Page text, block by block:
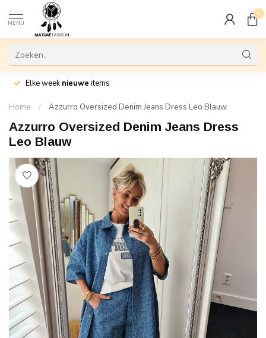
MENU
0
Elke weeknieuwe items
Home / Azzurro Oversized Denim Jeans Dress Leo Blauw
Azzurro Oversized Denim Jeans Dress
Leo Blauw